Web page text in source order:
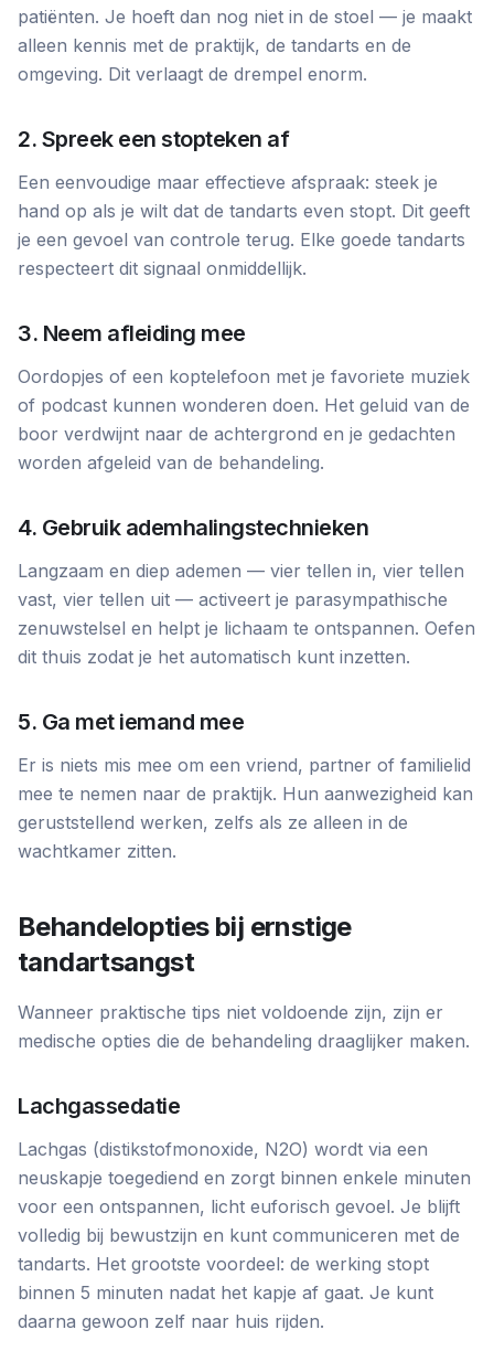
patiënten. Je hoeft dan nog niet in de stoel — je maakt
alleen kennis met de praktijk, de tandarts en de
omgeving. Dit verlaagt de drempel enorm.
2. Spreek een stopteken af
Een eenvoudige maar effectieve afspraak: steek je
hand op als je wilt dat de tandarts even stopt. Dit geeft
je een gevoel van controle terug. Elke goede tandarts
respecteert dit signaal onmiddellijk.
3. Neem afleiding mee
Oordopjes of een koptelefoon met je favoriete muziek
of podcast kunnen wonderen doen. Het geluid van de
boor verdwijnt naar de achtergrond en je gedachten
worden afgeleid van de behandeling.
4. Gebruik ademhalingstechnieken
Langzaam en diep ademen — vier tellen in, vier tellen
vast, vier tellen uit — activeert je parasympathische
zenuwstelsel en helpt je lichaam te ontspannen. Oefen
dit thuis zodat je het automatisch kunt inzetten.
5. Ga met iemand mee
Er is niets mis mee om een vriend, partner of familielid
mee te nemen naar de praktijk. Hun aanwezigheid kan
geruststellend werken, zelfs als ze alleen in de
wachtkamer zitten.
Behandelopties bij ernstige
tandartsangst
Wanneer praktische tips niet voldoende zijn, zijn er
medische opties die de behandeling draaglijker maken.
Lachgassedatie
Lachgas (distikstofmonoxide, N2O) wordt via een
neuskapje toegediend en zorgt binnen enkele minuten
voor een ontspannen, licht euforisch gevoel. Je blijft
volledig bij bewustzijn en kunt communiceren met de
tandarts. Het grootste voordeel: de werking stopt
binnen 5 minuten nadat het kapje af gaat. Je kunt
daarna gewoon zelf naar huis rijden.